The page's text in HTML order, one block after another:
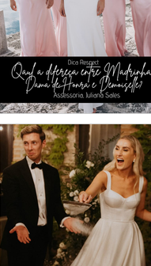
Qual a diferença
Madrinha,
Honra e